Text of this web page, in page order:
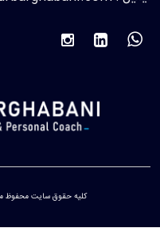
کلیه حقوق سایت محفوظ می باشد.2026© | طراحی سایت دارکوب